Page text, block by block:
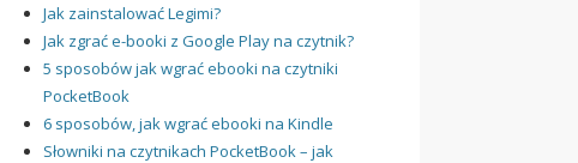
Jak zainstalować Legimi?
Jak zgrać e-booki z Google Play na czytnik?
5 sposobów jak wgrać ebooki na czytniki
PocketBook
6 sposobów, jak wgrać ebooki na Kindle
Słowniki na czytnikach PocketBook – jak